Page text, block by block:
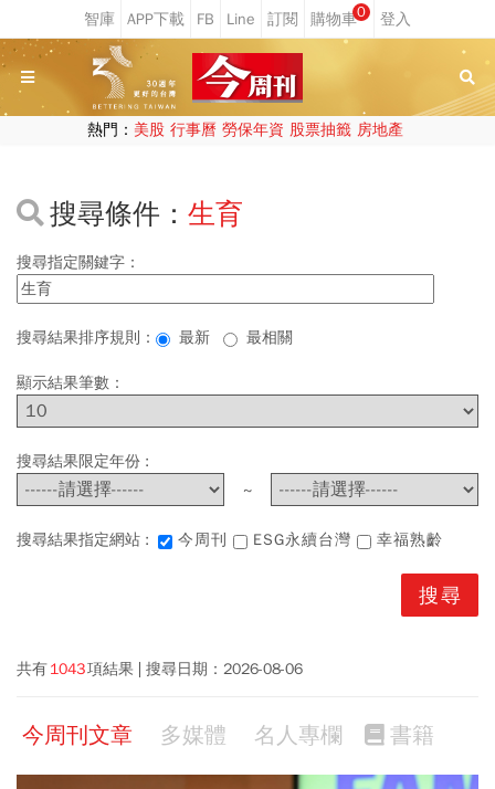
0
熱門： 美股 行事曆 勞保年資 股票抽籤 房地產
搜尋條件： 生育
搜尋指定關鍵字：
搜尋結果排序規則： 最新 最相關
顯示結果筆數：
搜尋結果限定年份 :
~
搜尋結果指定網站 : 今周刊 ESG永續台灣 幸福熟齡
共有1043項結果 搜尋日期： 2026-08-06
今周刊文章 多媒體 名人專欄 書籍